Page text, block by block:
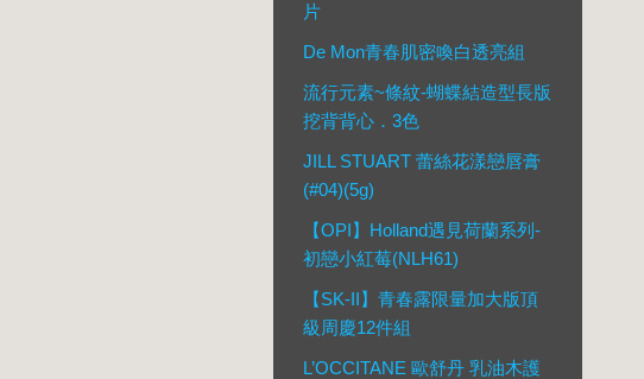
片
De Mon青春肌密喚白透亮組
流行元素~條紋-蝴蝶結造型長版
挖背背心．3色
JILL STUART 蕾絲花漾戀唇膏
(#04)(5g)
【OPI】Holland遇見荷蘭系列-
初戀小紅莓(NLH61)
【SK-II】青春露限量加大版頂
級周慶12件組
L’OCCITANE 歐舒丹 乳油木護